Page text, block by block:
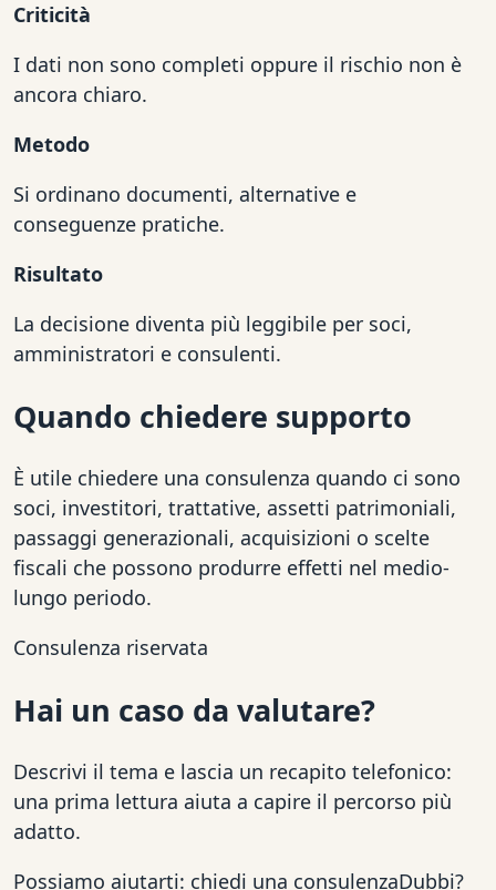
Criticità
I dati non sono completi oppure il rischio non è
ancora chiaro.
Metodo
Si ordinano documenti, alternative e
conseguenze pratiche.
Risultato
La decisione diventa più leggibile per soci,
amministratori e consulenti.
Quando chiedere supporto
È utile chiedere una consulenza quando ci sono
soci, investitori, trattative, assetti patrimoniali,
passaggi generazionali, acquisizioni o scelte
fiscali che possono produrre effetti nel medio-
lungo periodo.
Consulenza riservata
Hai un caso da valutare?
Descrivi il tema e lascia un recapito telefonico:
una prima lettura aiuta a capire il percorso più
adatto.
Possiamo aiutarti: chiedi una consulenzaDubbi?